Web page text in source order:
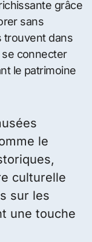
grâce
sans
trouvent dans
connecter
le patrimoine
le
culturelle
sur les
une touche